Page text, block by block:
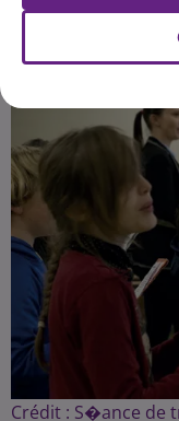
Publié : 28 février
Crédit : S�ance de